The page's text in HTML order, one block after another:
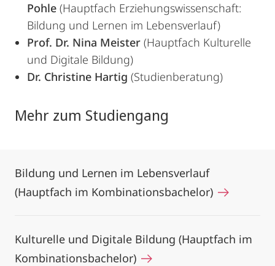
Pohle (Hauptfach Erziehungswissenschaft:
Bildung und Lernen im Lebensverlauf)
Prof. Dr. Nina Meister (Hauptfach Kulturelle
und Digitale Bildung)
Dr. Christine Hartig (Studienberatung)
Mehr zum Studiengang
Bildung und Lernen im Lebensverlauf
(Hauptfach im Kombinationsbachelor)
Kulturelle und Digitale Bildung (Hauptfach im
Kombinationsbachelor)